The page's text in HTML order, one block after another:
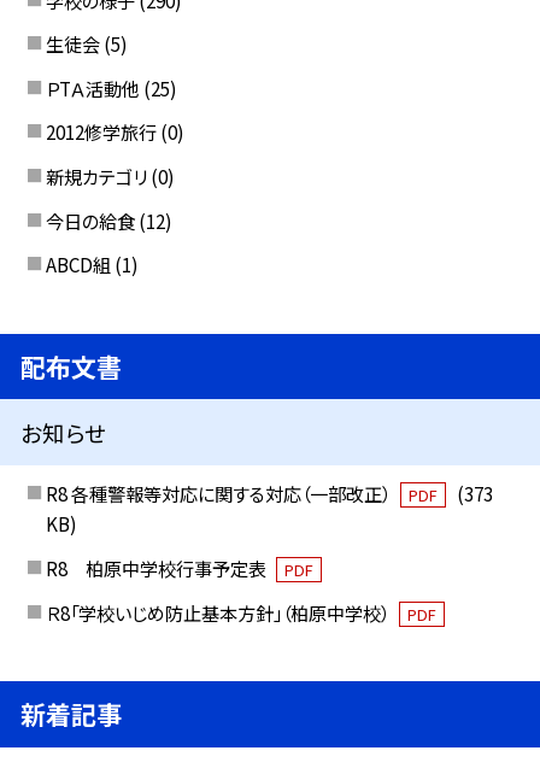
生徒会 (5)
ＰTＡ活動他 (25)
2012修学旅行 (0)
新規カテゴリ (0)
今日の給食 (12)
ABCD組 (1)
配布文書
お知らせ
R8 各種警報等対応に関する対応（一部改正） PDF
(373
KB)
R8 柏原中学校行事予定表
PDF
Ｒ8「学校いじめ防止基本方針」（柏原中学校） PDF
新着記事